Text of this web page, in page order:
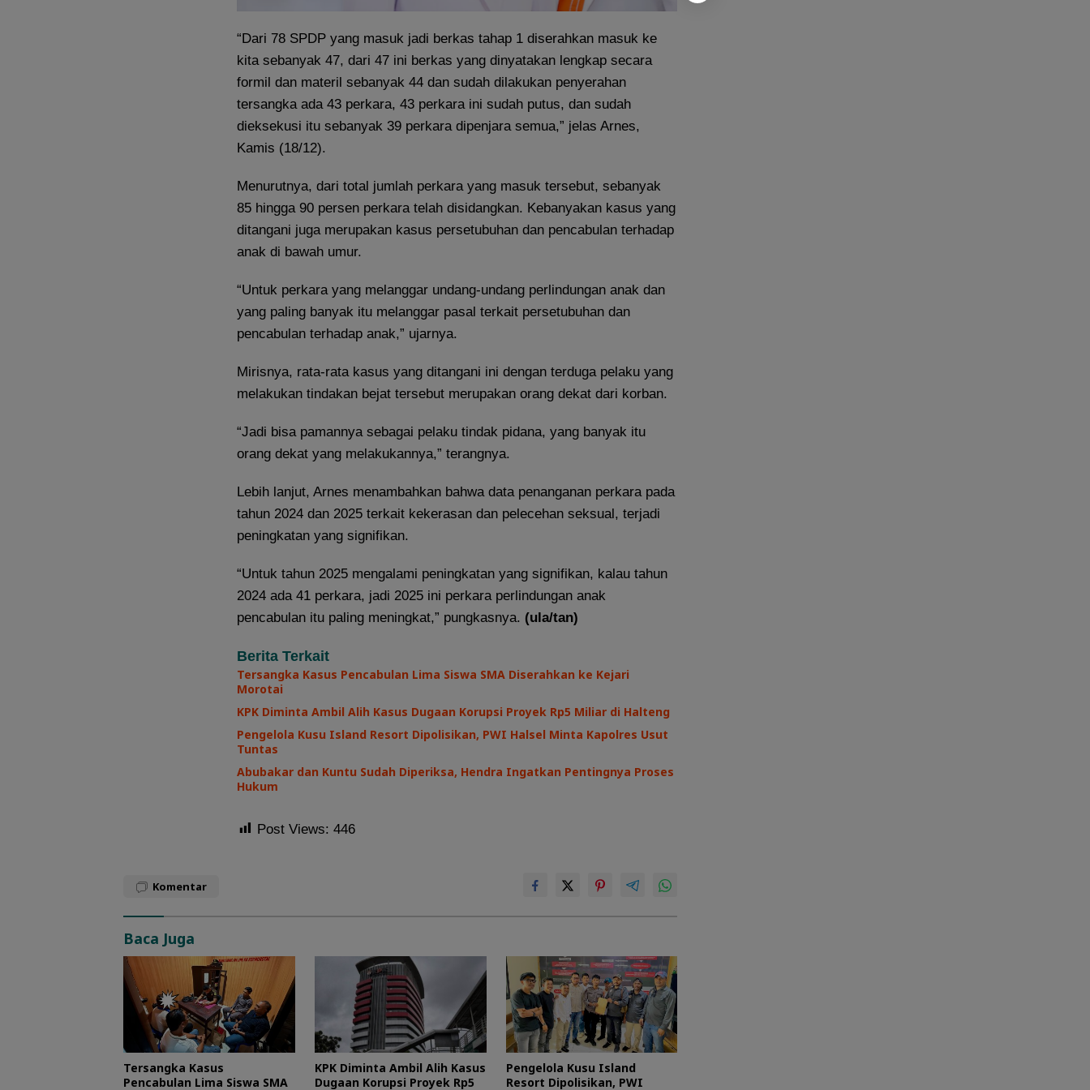
“Dari 78 SPDP yang masuk jadi berkas tahap 1 diserahkan masuk ke
kita sebanyak 47, dari 47 ini berkas yang dinyatakan lengkap secara
formil dan materil sebanyak 44 dan sudah dilakukan penyerahan
tersangka ada 43 perkara, 43 perkara ini sudah putus, dan sudah
dieksekusi itu sebanyak 39 perkara dipenjara semua,” jelas Arnes,
Kamis (18/12).
Menurutnya, dari total jumlah perkara yang masuk tersebut, sebanyak
85 hingga 90 persen perkara telah disidangkan. Kebanyakan kasus yang
ditangani juga merupakan kasus persetubuhan dan pencabulan terhadap
anak di bawah umur.
“Untuk perkara yang melanggar undang-undang perlindungan anak dan
yang paling banyak itu melanggar pasal terkait persetubuhan dan
pencabulan terhadap anak,” ujarnya.
Mirisnya, rata-rata kasus yang ditangani ini dengan terduga pelaku yang
melakukan tindakan bejat tersebut merupakan orang dekat dari korban.
“Jadi bisa pamannya sebagai pelaku tindak pidana, yang banyak itu
orang dekat yang melakukannya,” terangnya.
Lebih lanjut, Arnes menambahkan bahwa data penanganan perkara pada
tahun 2024 dan 2025 terkait kekerasan dan pelecehan seksual, terjadi
peningkatan yang signifikan.
“Untuk tahun 2025 mengalami peningkatan yang signifikan, kalau tahun
2024 ada 41 perkara, jadi 2025 ini perkara perlindungan anak
pencabulan itu paling meningkat,” pungkasnya. (ula/tan)
Berita Terkait
Tersangka Kasus Pencabulan Lima Siswa SMA Diserahkan ke Kejari
Morotai
KPK Diminta Ambil Alih Kasus Dugaan Korupsi Proyek Rp5 Miliar di Halteng
Pengelola Kusu Island Resort Dipolisikan, PWI Halsel Minta Kapolres Usut
Tuntas
Abubakar dan Kuntu Sudah Diperiksa, Hendra Ingatkan Pentingnya Proses
Hukum
Post Views: 446
Komentar
Baca Juga
Tersangka Kasus
Pencabulan Lima Siswa SMA
KPK Diminta Ambil Alih Kasus
Dugaan Korupsi Proyek Rp5
Pengelola Kusu Island
Resort Dipolisikan, PWI